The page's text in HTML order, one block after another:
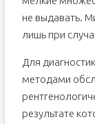
не выдавать.
лишь при
Для
методами
результате